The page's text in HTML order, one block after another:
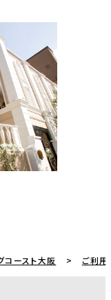
コースト大阪 ご利用